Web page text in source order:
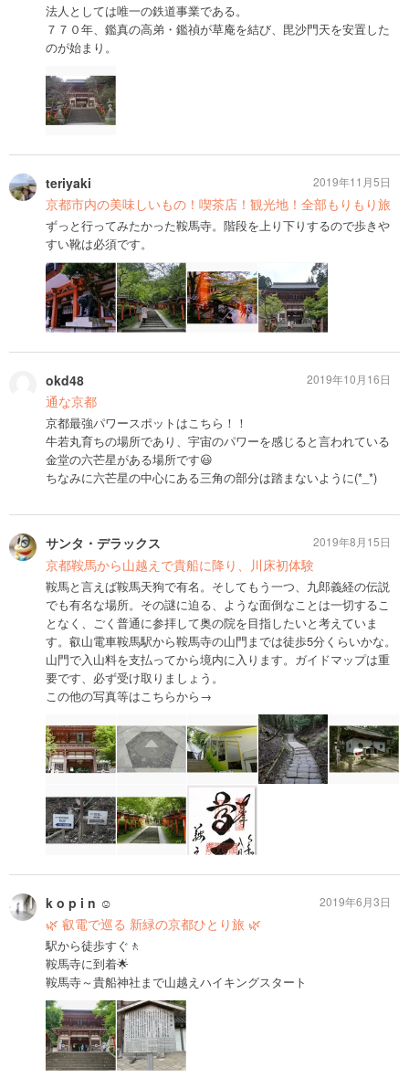
法人としては唯一の鉄道事業である。
７７０年、鑑真の高弟・鑑禎が草庵を結び、毘沙門天を安置した
のが始まり。
teriyaki
京都市内の美味しいもの！喫茶店！観光地！全部もりもり旅
ずっと行ってみたかった鞍馬寺。階段を上り下りするので歩きや
すい靴は必須です。
2019年11月5日
okd48
通な京都
京都最強パワースポットはこちら！！
牛若丸育ちの場所であり、宇宙のパワーを感じると言われている
金堂の六芒星がある場所です😃
ちなみに六芒星の中心にある三角の部分は踏まないように(*_*)
2019年10月16日
サンタ・デラックス
京都鞍馬から山越えで貴船に降り、川床初体験
鞍馬と言えば鞍馬天狗で有名。そしてもう一つ、九郎義経の伝説
でも有名な場所。その謎に迫る、ような面倒なことは一切するこ
となく、ごく普通に参拝して奥の院を目指したいと考えていま
す。叡山電車鞍馬駅から鞍馬寺の山門までは徒歩5分くらいかな。
山門で入山料を支払ってから境内に入ります。ガイドマップは重
要です、必ず受け取りましょう。
この他の写真等はこちらから→
2019年8月15日
k o p i n ☺︎
🌿 叡電で巡る 新緑の京都ひとり旅 🌿
駅から徒歩すぐ🚶
鞍馬寺に到着🌟
鞍馬寺～貴船神社まで山越えハイキングスタート
2019年6月3日